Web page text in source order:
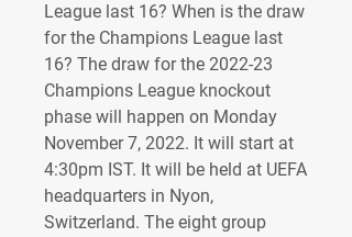
League last 16? When is the draw
for the Champions League last
16? The draw for the 2022-23
Champions League knockout
phase will happen on Monday
November 7, 2022. It will start at
4:30pm IST. It will be held at UEFA
headquarters in Nyon,
Switzerland. The eight group